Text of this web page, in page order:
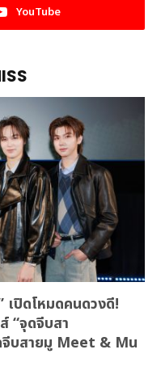
YouTube
เปิดโหมดคนดวงดี!
“จุดจีบสา
จีบสายมู Meet & Mu